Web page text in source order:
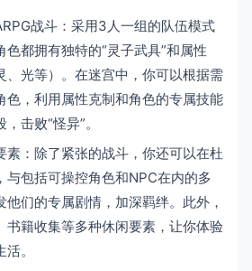
战斗：采用3人一组的队伍模式
色都拥有独特的“灵子武具”和属性
、光等）。在迷宫中，你可以根据需
色，利用属性克制和角色的专属技能
击败“怪异”。
素：除了紧张的战斗，你还可以在杜
与包括可操控角色和NPC在内的多
他们的专属剧情，加深羁绊。此外，
书籍收集等多种休闲要素，让你体验
。